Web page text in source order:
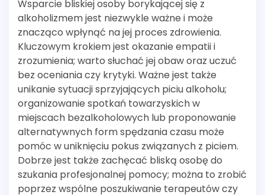
Wsparcie bliskiej osoby borykającej się z
alkoholizmem jest niezwykle ważne i może
znacząco wpłynąć na jej proces zdrowienia.
Kluczowym krokiem jest okazanie empatii i
zrozumienia; warto słuchać jej obaw oraz uczuć
bez oceniania czy krytyki. Ważne jest także
unikanie sytuacji sprzyjających piciu alkoholu;
organizowanie spotkań towarzyskich w
miejscach bezalkoholowych lub proponowanie
alternatywnych form spędzania czasu może
pomóc w uniknięciu pokus związanych z piciem.
Dobrze jest także zachęcać bliską osobę do
szukania profesjonalnej pomocy; można to zrobić
poprzez wspólne poszukiwanie terapeutów czy